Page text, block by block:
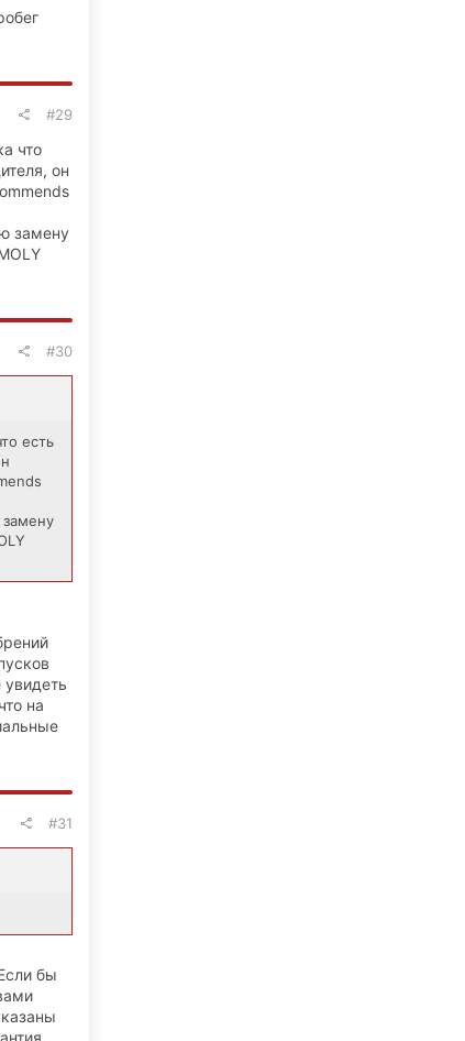
#29
что
он
замену
#30
есть
на
#31
бы